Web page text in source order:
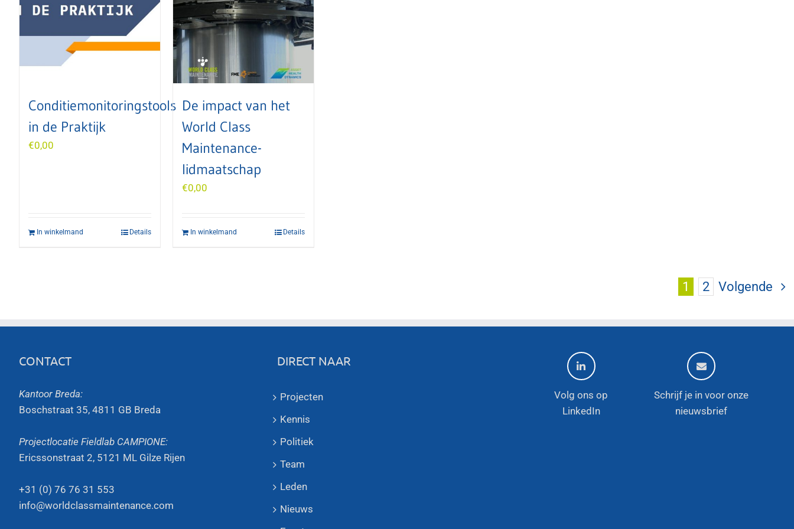
Conditiemonitoringstools
in de Praktijk
€0,00
In winkelmand Details
De impact van het
World Class
Maintenance-
lidmaatschap
€0,00
In winkelmand Details
1 2 Volgende
CONTACT
Kantoor Breda:
Boschstraat 35, 4811 GB Breda
Projectlocatie Fieldlab CAMPIONE:
Ericssonstraat 2, 5121 ML Gilze Rijen
+31 (0) 76 76 31 553
info@worldclassmaintenance.com
DIRECT NAAR
Projecten
Kennis
Politiek
Team
Leden
Nieuws
Volg ons op
LinkedIn
Schrijf je in voor onze
nieuwsbrief